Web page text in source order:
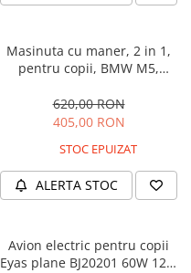
Masinuta cu maner, 2 in 1,
pentru copii, BMW M5,
620,00 RON
405,00 RON
STOC EPUIZAT
ALERTA STOC
Avion electric pentru copii
Eyas plane BJ20201 60W 12V,